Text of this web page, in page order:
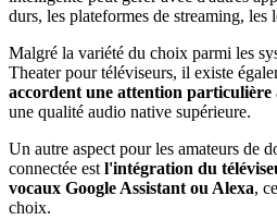
durs, les plateformes de streaming,
Malgré la variété du choix parmi les
Theater pour téléviseurs, il existe
accordent une attention particulière
une qualité audio native supérieure.
Un autre aspect pour les amateurs de
connectée est l'intégration du
vocaux Google Assistant ou Alexa,
choix.